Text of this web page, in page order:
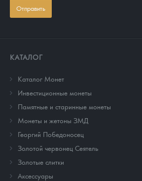
Отправить
КАТАЛОГ
Каталог Монет
Инвестиционные монеты
Памятные и старинные монеты
Монеты и жетоны ЗМД
Георгий Победоносец
Золотой червонец Сеятель
Золотые слитки
Аксессуары